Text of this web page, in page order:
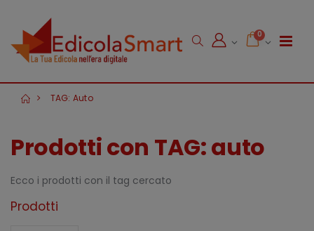
0
TAG: Auto
Prodotti con TAG: auto
Ecco i prodotti con il tag cercato
Prodotti